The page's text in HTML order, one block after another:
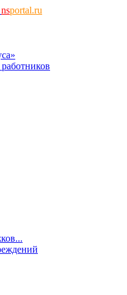
nsportal.ru